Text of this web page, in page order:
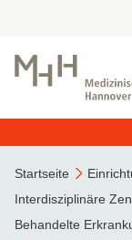
Startseite
Interdisziplinäre
Behandelte